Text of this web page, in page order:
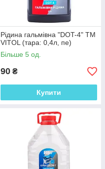
Рідина гальмівна "DOT-4" ТМ
VITOL (тара: 0,4л, пе)
Більше 5 од.
90 ₴
Купити